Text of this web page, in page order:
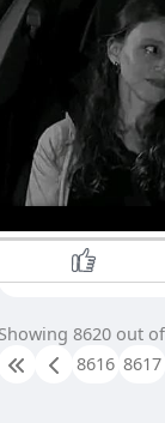
8620 out
8616 8617